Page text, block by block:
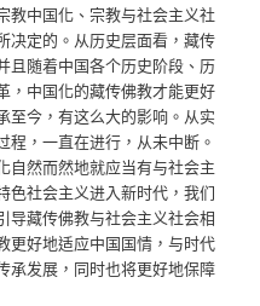
教中国化、宗教与社会主义社
决定的。从历史层面看，藏传
且随着中国各个历史阶段、历
，中国化的藏传佛教才能更好
至今，有这么大的影响。从实
程，一直在进行，从未中断。
自然而然地就应当有与社会主
色社会主义进入新时代，我们
导藏传佛教与社会主义社会相
更好地适应中国国情，与时代
承发展，同时也将更好地保障